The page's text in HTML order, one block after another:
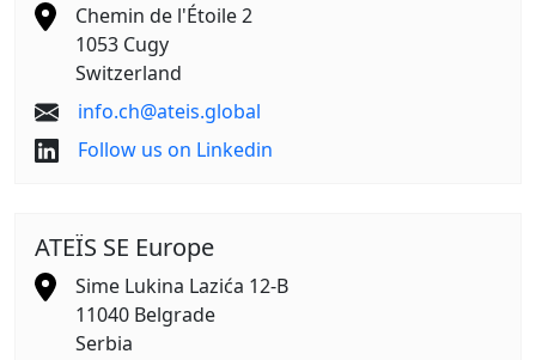
Chemin de l'Étoile 2
1053 Cugy
Switzerland
info.ch@ateis.global
Follow us on Linkedin
ATEÏS SE Europe
Sime Lukina Lazića 12-B
11040 Belgrade
Serbia